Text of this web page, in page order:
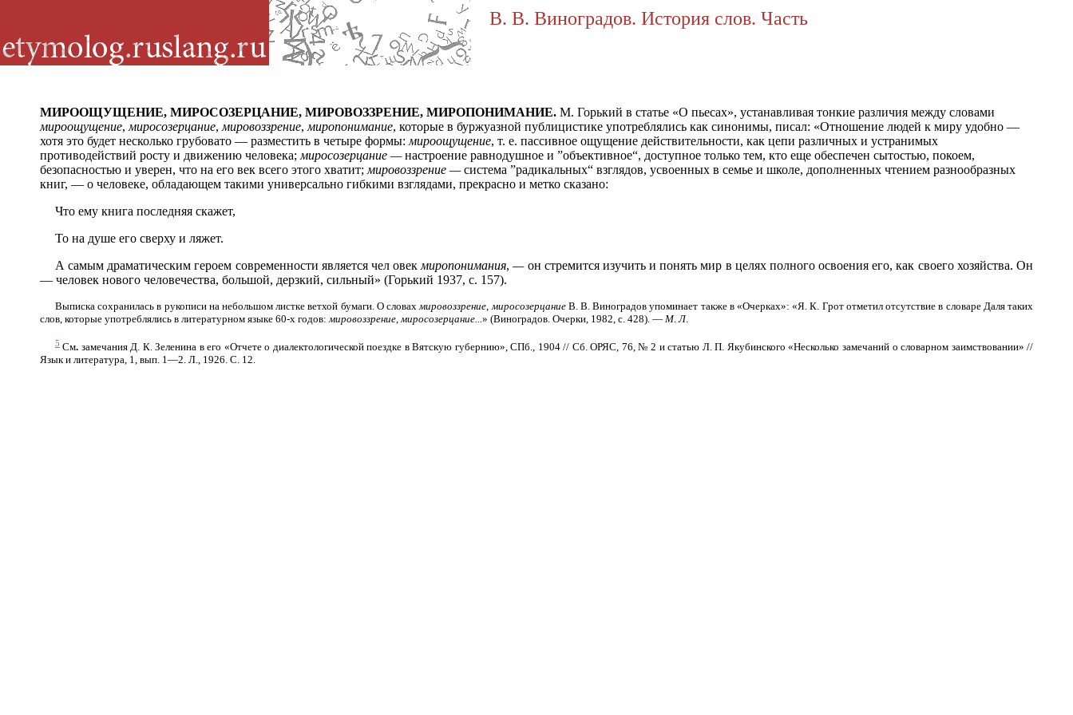
В. В. Виноградов. История слов. Часть
МИРООЩУЩЕНИЕ, МИРОСОЗЕРЦАНИЕ, МИРОВОЗЗРЕНИЕ, МИРОПОНИМАНИЕ. М. Горький в статье «О пьесах», устанавливая тонкие различия между словами
мироощущение, миросозерцание, мировоззрение, миропонимание, которые в буржуазной публицистике употреблялись как синонимы, писал: «Отношение людей к миру удобно —
хотя это будет несколько грубовато — разместить в четыре формы: мироощущение, т. е. пассивное ощущение действительности, как цепи различных и устранимых
противодействий росту и движению человека; миросозерцание —настроение равнодушное и ”объективное“, доступное только тем, кто еще обеспечен сытостью, покоем,
безопасностью и уверен, что на его век всего этого хватит; мировоззрение —система ”радикальных“ взглядов, усвоенных в семье и школе, дополненных чтением разнообразных
книг, — о человеке, обладающем такими универсально гибкими взглядами, прекрасно и метко сказано:
Что ему книга последняя скажет,
То на душе его сверху и ляжет.
А самым драматическим героем современности является человек миропонимания,—он стремится изучить и понять мир в целях полного освоения его, как своего хозяйства. Он
— человек нового человечества, большой, дерзкий, сильный» (Горький 1937, с. 157).
Выписка сохранилась в рукописи на небольшом листке ветхой бумаги. О словахмировоззрение,миросозерцаниеВ. В. Виноградов упоминает также в «Очерках»: «Я. К. Грот отметил отсутствие в словаре Даля таких
слов, которые употреблялись в литературном языке 60-х годов:мировоззрение,миросозерцание...» (Виноградов. Очерки, 1982, с. 428). — М.Л.
5 См. замечания Д. К. Зеленина в его «Отчете о диалектологической поездке в Вятскую губернию», СПб., 1904 // Сб. ОРЯС, 76, № 2 и статью Л. П. Якубинского «Несколько замечаний о словарном заимствовании» //
Язык и литература, 1, вып. 1—2. Л., 1926. С. 12.